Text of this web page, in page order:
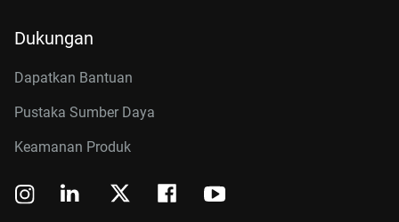
Dukungan
Dapatkan Bantuan
Pustaka Sumber Daya
Keamanan Produk